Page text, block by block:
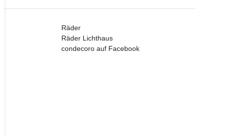
Räder
Räder Lichthaus
condecoro auf Facebook